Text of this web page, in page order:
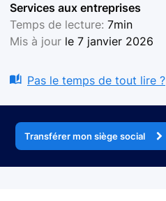
Services aux entreprises
Temps de lecture: 7min
Mis à jour le 7 janvier 2026
Pas le temps de tout lire ?
Transférer mon siège social